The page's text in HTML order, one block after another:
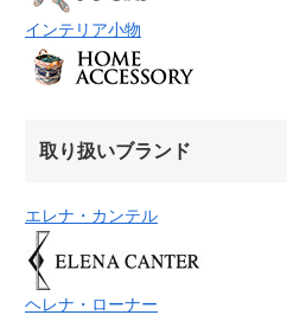
インテリア小物
取り扱いブランド
エレナ・カンテル
ヘレナ・ローナー